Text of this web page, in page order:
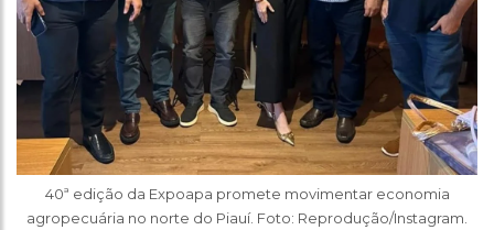
40ª edição da Expoapa promete movimentar economia
agropecuária no norte do Piauí. Foto: Reprodução/Instagram.